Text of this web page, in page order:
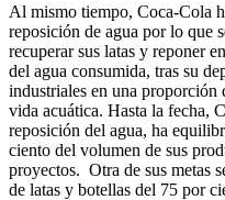
Al mismo tiempo, Coca-Cola
reposición de agua por lo que
recuperar sus latas y reponer
del agua consumida, tras su
industriales en una proporción
vida acuática. Hasta la fecha,
reposición del agua, ha
ciento del volumen de sus
proyectos. Otra de sus metas
de latas y botellas del 75 por